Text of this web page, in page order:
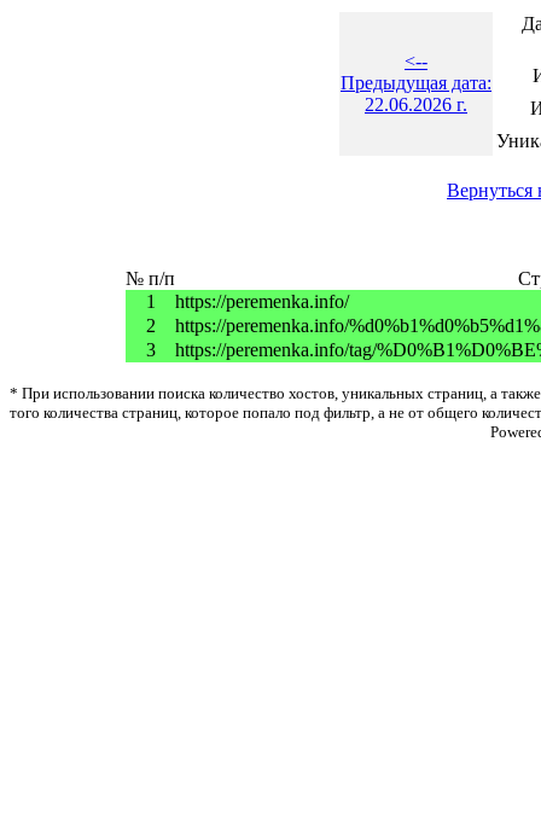
<--
Предыдущая дата:
22.06.2026 г.
Вернуться
№ п/п
1
https://peremenka.info/
2
https://peremenka.info/
3
https://peremenka.info/tag/
* При использовании поиска количество хостов, уникальных страниц, а
того количества страниц, которое попало под фильтр, а не от общего